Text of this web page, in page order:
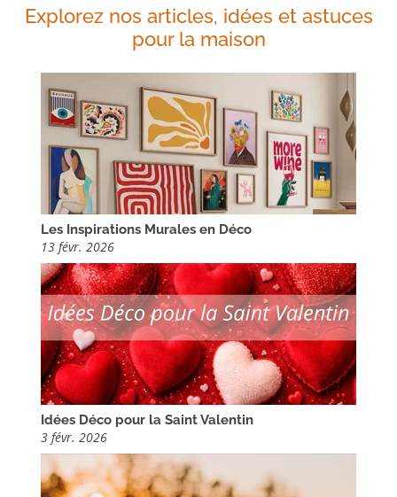
Explorez nos articles, idées et astuces
pour la maison
Les Inspirations Murales en Déco
13 févr. 2026
Idées Déco pour la Saint Valentin
3 févr. 2026